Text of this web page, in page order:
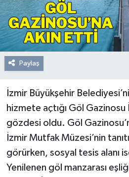
Paylaş
İzmir Büyükşehir
hizmete açtığı Göl
gözdesi oldu. Göl
İzmir Mutfak Müzesi’nin
görürken, sosyal tesis alanı
Yenilenen göl manzarası